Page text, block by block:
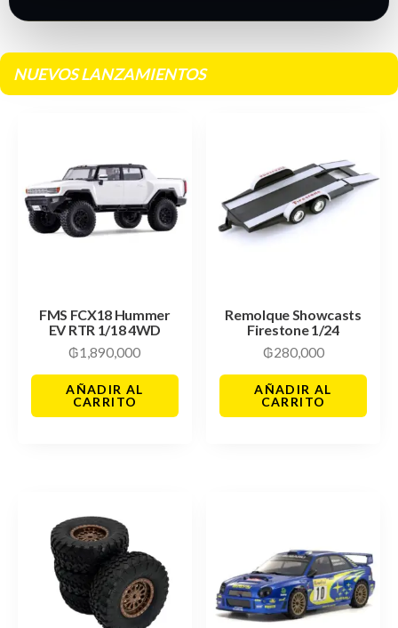
NUEVOS LANZAMIENTOS
FMS FCX18 Hummer
EV RTR 1/18 4WD
₲1,890,000
AÑADIR AL
CARRITO
Remolque Showcasts
Firestone 1/24
₲280,000
AÑADIR AL
CARRITO